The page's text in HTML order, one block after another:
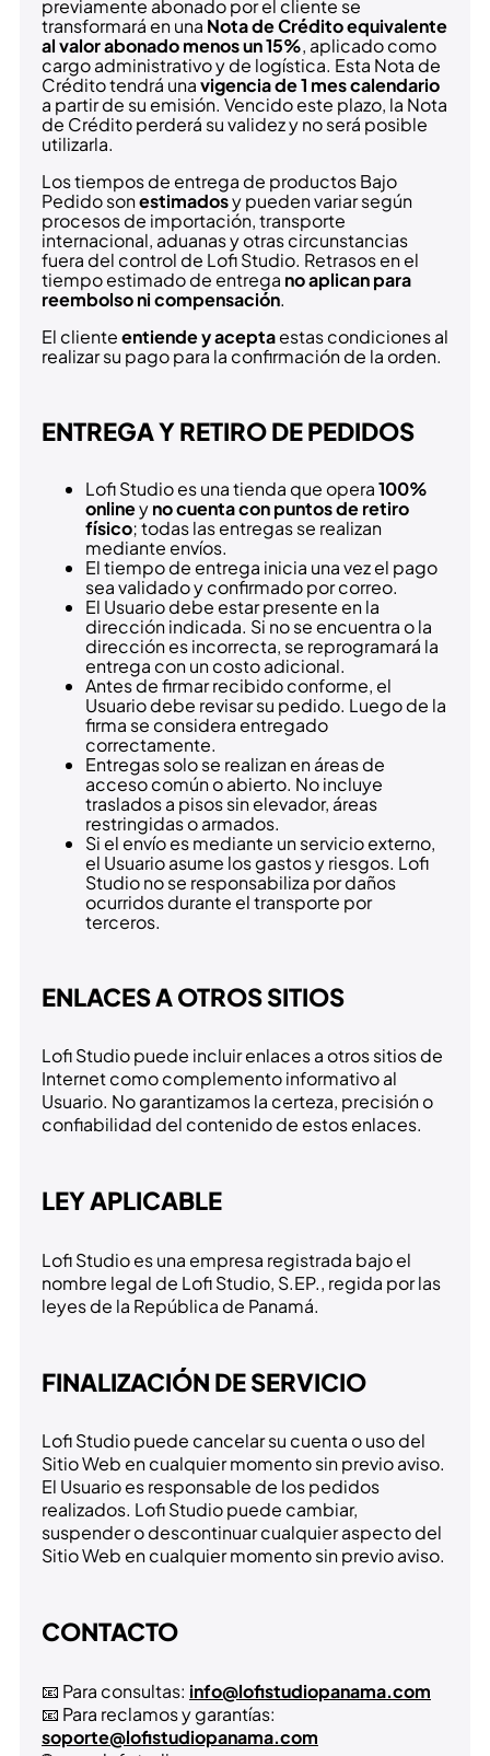
previamente abonado por el cliente se
transformará en una Nota de Crédito equivalente
al valor abonado menos un 15%, aplicado como
cargo administrativo y de logística. Esta Nota de
Crédito tendrá unavigencia de 1 mes calendario
a partir de su emisión. Vencido este plazo, la Nota
de Crédito perderá su validez y no será posible
utilizarla.
Los tiempos de entrega de productos Bajo
Pedido sonestimadosy pueden variar según
procesos de importación, transporte
internacional, aduanas y otras circunstancias
fuera del control de Lofi Studio. Retrasos en el
tiempo estimado de entrega no aplican para
reembolso ni compensación.
El clienteentiende y aceptaestas condiciones al
realizar su pago para la confirmación de la orden.
ENTREGA Y RETIRO DE PEDIDOS
Lofi Studio es una tienda que opera100%
onlineyno cuenta con puntos de retiro
físico; todas las entregas se realizan
mediante envíos.
El tiempo de entrega inicia una vez el pago
sea validado y confirmado por correo.
El Usuario debe estar presente en la
dirección indicada. Si no se encuentra o la
dirección es incorrecta, se reprogramará la
entrega con un costo adicional.
Antes de firmar recibido conforme, el
Usuario debe revisar su pedido. Luego de la
firma se considera entregado
correctamente.
Entregas solo se realizan en áreas de
acceso común o abierto. No incluye
traslados a pisos sin elevador, áreas
restringidas o armados.
Si el envío es mediante un servicio externo,
el Usuario asume los gastos y riesgos. Lofi
Studio no se responsabiliza por daños
ocurridos durante el transporte por
terceros.
ENLACES A OTROS SITIOS
Lofi Studio puede incluir enlaces a otros sitios de
Internet como complemento informativo al
Usuario. No garantizamos la certeza, precisión o
confiabilidad del contenido de estos enlaces.
LEY APLICABLE
Lofi Studio es una empresa registrada bajo el
nombre legal de Lofi Studio, S.EP., regida por las
leyes de la República de Panamá.
FINALIZACIÓN DE SERVICIO
Lofi Studio puede cancelar su cuenta o uso del
Sitio Web en cualquier momento sin previo aviso.
El Usuario es responsable de los pedidos
realizados. Lofi Studio puede cambiar,
suspender o descontinuar cualquier aspecto del
Sitio Web en cualquier momento sin previo aviso.
CONTACTO
📧 Para consultas: info@lofistudiopanama.com
📧 Para reclamos y garantías:
soporte@lofistudiopanama.com